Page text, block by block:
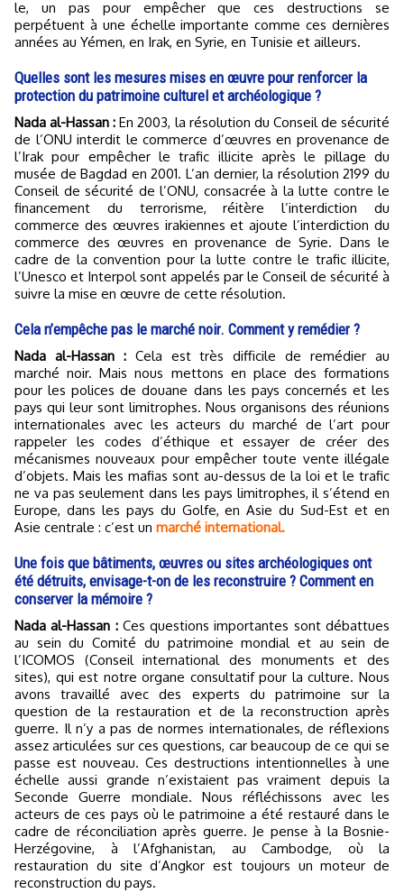
le, un pas pour empêcher que ces destructions se
perpétuent à une échelle importante comme ces dernières
années au Yémen, en Irak, en Syrie, en Tunisie et ailleurs.
Quelles sont les mesures mises en œuvre pour renforcer la
protection du patrimoine culturel et archéologique ?
Nada al-Hassan : En 2003, la résolution du Conseil de sécurité
de l’ONU interdit le commerce d’œuvres en provenance de
l’Irak pour empêcher le trafic illicite après le pillage du
musée de Bagdad en 2001. L’an dernier, la résolution 2199 du
Conseil de sécurité de l’ONU, consacrée à la lutte contre le
financement du terrorisme, réitère l’interdiction du
commerce des œuvres irakiennes et ajoute l’interdiction du
commerce des œuvres en provenance de Syrie. Dans le
cadre de la convention pour la lutte contre le trafic illicite,
l’Unesco et Interpol sont appelés par le Conseil de sécurité à
suivre la mise en œuvre de cette résolution.
Cela n’empêche pas le marché noir. Comment y remédier ?
Nada al-Hassan :Cela est très difficile de remédier au
marché noir. Mais nous mettons en place des formations
pour les polices de douane dans les pays concernés et les
pays qui leur sont limitrophes. Nous organisons des réunions
internationales avec les acteurs du marché de l’art pour
rappeler les codes d’éthique et essayer de créer des
mécanismes nouveaux pour empêcher toute vente illégale
d’objets. Mais les mafias sont au-dessus de la loi et le trafic
ne va pas seulement dans les pays limitrophes, il s’étend en
Europe, dans les pays du Golfe, en Asie du Sud-Est et en
Asie centrale : c’est un marché international.
Une fois que bâtiments, œuvres ou sites archéologiques ont
été détruits, envisage-t-on de les reconstruire ? Comment en
conserver la mémoire ?
Nada al-Hassan :Ces questions importantes sont débattues
au sein du Comité du patrimoine mondial et au sein de
l’ICOMOS (Conseil international des monuments et des
sites), qui est notre organe consultatif pour la culture. Nous
avons travaillé avec des experts du patrimoine sur la
question de la restauration et de la reconstruction après
guerre. Il n’y a pas de normes internationales, de réflexions
assez articulées sur ces questions, car beaucoup de ce qui se
passe est nouveau. Ces destructions intentionnelles à une
échelle aussi grande n’existaient pas vraiment depuis la
Seconde Guerre mondiale. Nous réfléchissons avec les
acteurs de ces pays où le patrimoine a été restauré dans le
cadre de réconciliation après guerre. Je pense à la Bosnie-
Herzégovine, à l’Afghanistan, au Cambodge, où la
restauration du site d’Angkor est toujours un moteur de
reconstruction du pays.